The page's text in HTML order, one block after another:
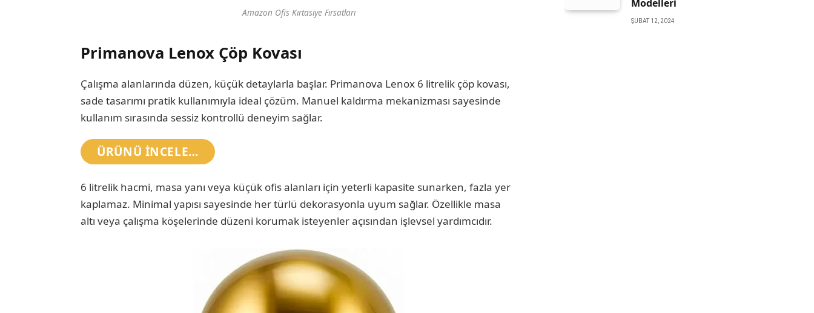
Amazon Ofis Kırtasiye Fırsatları
Primanova Lenox Çöp Kovası
Çalışma alanlarında düzen, küçük detaylarla başlar. Primanova Lenox 6 litrelik çöp kovası,
sade tasarımı pratik kullanımıyla ideal çözüm. Manuel kaldırma mekanizması sayesinde
kullanım sırasında sessiz kontrollü deneyim sağlar.
ÜRÜNÜ INCELE…
6 litrelik hacmi, masa yanı veya küçük ofis alanları için yeterli kapasite sunarken, fazla yer
kaplamaz. Minimal yapısı sayesinde her türlü dekorasyonla uyum sağlar. Özellikle masa
altı veya çalışma köşelerinde düzeni korumak isteyenler açısından işlevsel yardımcıdır.
Modelleri
ŞUBAT 12, 2024